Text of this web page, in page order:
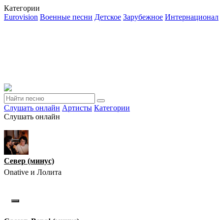
Категории
Eurovision Военные песни Детское Зарубежное Интернационал
Слушать онлайн Артисты Категории
Слушать онлайн
Север (минус)
Onative и Лолита